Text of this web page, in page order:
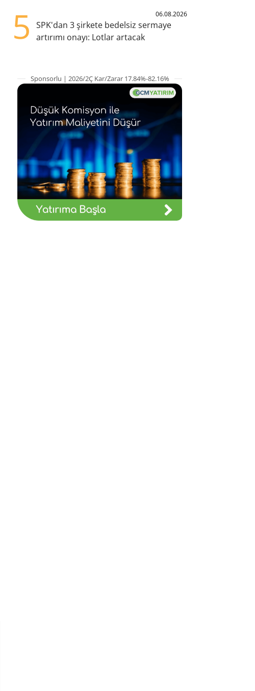
5 06.08.2026
SPK'dan 3 şirkete bedelsiz sermaye
artırımı onayı: Lotlar artacak
Sponsorlu | 2026/2Ç Kar/Zarar 17.84%-82.16%